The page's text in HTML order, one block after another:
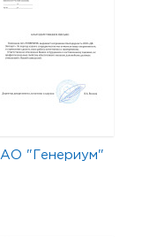
АО "Генериум"